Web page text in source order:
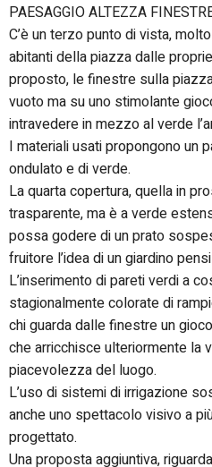
PAESAGGIO ALTEZZA
C’è un terzo punto di vista,
abitanti della piazza dalle
proposto, le finestre sulla
vuoto ma su uno stimolante
intravedere in mezzo al verde
I materiali usati propongono un
ondulato e di verde.
La quarta copertura, quella in
trasparente, ma è a verde
possa godere di un prato
fruitore l’idea di un giardino
L’inserimento di pareti verdi a
stagionalmente colorate di
chi guarda dalle finestre un
che arricchisce ulteriormente la
piacevolezza del luogo.
L’uso di sistemi di irrigazione
anche uno spettacolo visivo a
progettato.
Una proposta aggiuntiva,